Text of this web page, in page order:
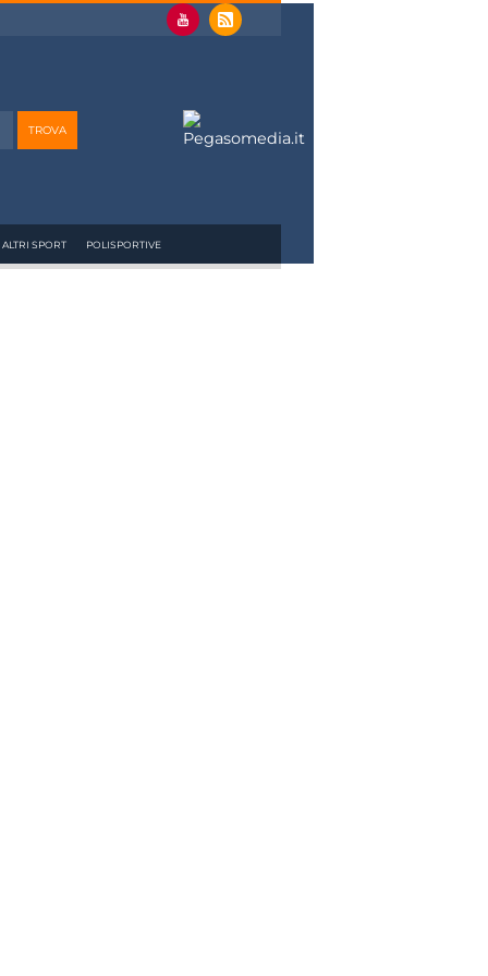
ALTRI SPORT POLISPORTIVE